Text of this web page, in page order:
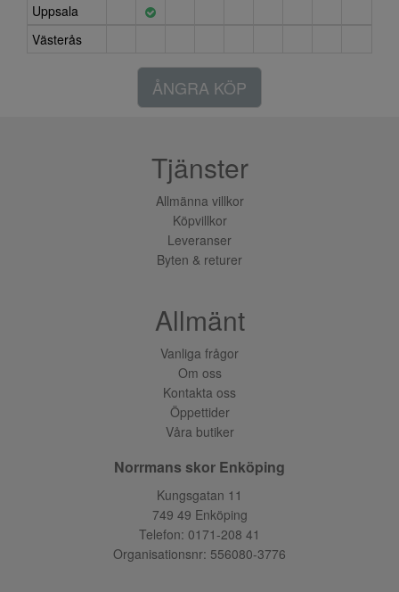
Uppsala
Västerås
ÅNGRA KÖP
Tjänster
Allmänna villkor
Köpvillkor
Leveranser
Byten & returer
Allmänt
Vanliga frågor
Om oss
Kontakta oss
Öppettider
Våra butiker
Norrmans skor Enköping
Kungsgatan 11
749 49 Enköping
Telefon: 0171-208 41
Organisationsnr: 556080-3776